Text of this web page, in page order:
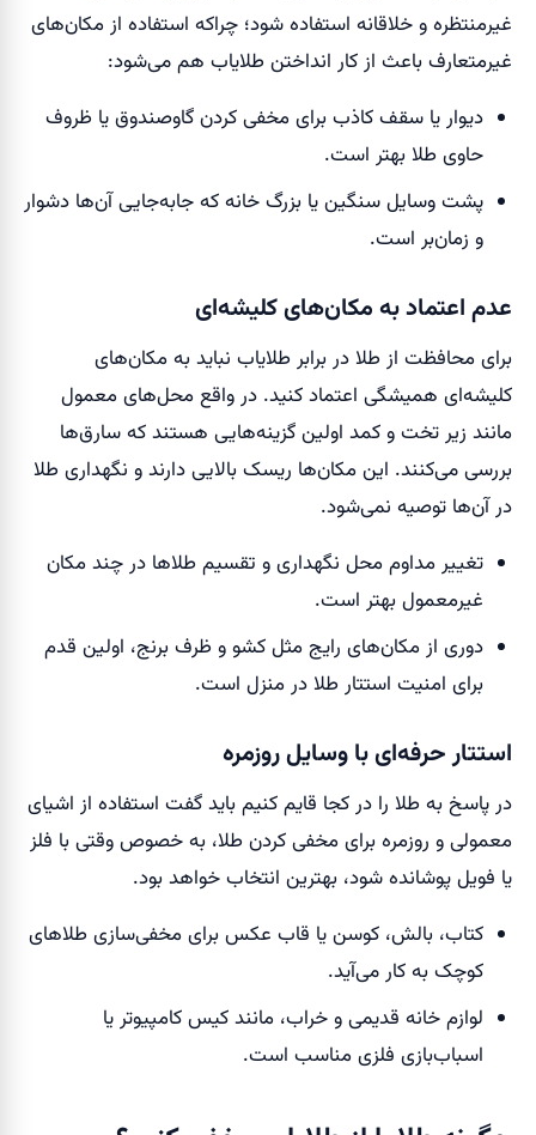
غیرمنتظره و خلاقانه استفاده شود؛ چراکه استفاده از مکان‌های
غیرمتعارف باعث از کار انداختن طلایاب هم می‌شود:
دیوار یا سقف کاذب برای مخفی کردن گاوصندوق یا ظروف
حاوی طلا بهتر است.
پشت وسایل سنگین یا بزرگ خانه که جابه‌جایی آن‌ها دشوار
و زمان‌بر است.
عدم اعتماد به مکان‌های کلیشه‌ای
برای محافظت از طلا در برابر طلایاب نباید به مکان‌های
کلیشه‌ای همیشگی اعتماد کنید. در واقع محل‌های معمول
مانند زیر تخت و کمد اولین گزینه‌هایی هستند که سارق‌ها
بررسی می‌کنند. این مکان‌ها ریسک بالایی دارند و نگهداری طلا
در آن‌ها توصیه نمی‌شود.
تغییر مداوم محل نگهداری و تقسیم طلاها در چند مکان
غیرمعمول بهتر است.
دوری از مکان‌های رایج مثل کشو و ظرف برنج، اولین قدم
برای امنیت استتار طلا در منزل است.
استتار حرفه‌ای با وسایل روزمره
در پاسخ به طلا را در کجا قایم کنیم باید گفت استفاده از اشیای
معمولی و روزمره برای مخفی کردن طلا، به خصوص وقتی با فلز
یا فویل پوشانده شود، بهترین انتخاب خواهد بود.
کتاب، بالش، کوسن یا قاب عکس برای مخفی‌سازی طلاهای
کوچک به کار می‌آید.
لوازم خانه قدیمی و خراب، مانند کیس کامپیوتر یا
اسباب‌بازی فلزی مناسب است.